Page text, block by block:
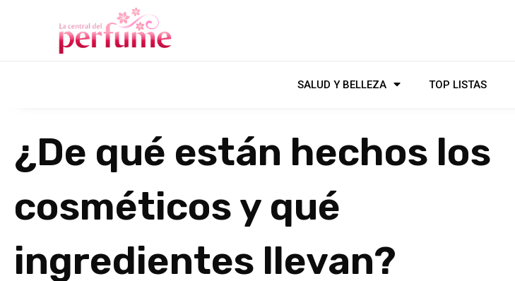
SALUD Y BELLEZA TOP LISTAS
¿De qué están hechos los
cosméticos y qué
ingredientes llevan?